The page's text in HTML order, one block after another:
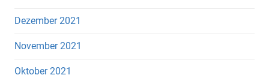
Dezember 2021
November 2021
Oktober 2021